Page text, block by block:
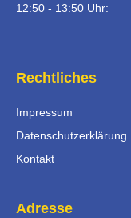
12:50 - 13:50 Uhr:
Rechtliches
Impressum
Datenschutzerklärung
Kontakt
Adresse